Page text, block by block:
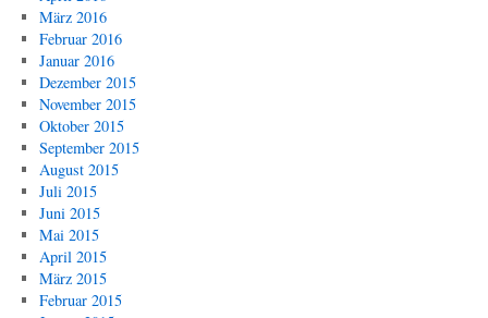
März 2016
Februar 2016
Januar 2016
Dezember 2015
November 2015
Oktober 2015
September 2015
August 2015
Juli 2015
Juni 2015
Mai 2015
April 2015
März 2015
Februar 2015